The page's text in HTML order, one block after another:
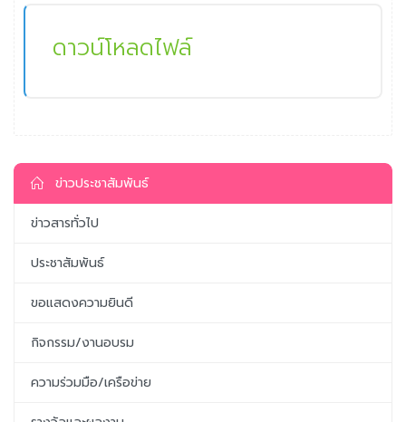
ดาวน์โหลดไฟล์
ข่าวประชาสัมพันธ์
ข่าวสารทั่วไป
ประชาสัมพันธ์
ขอแสดงความยินดี
กิจกรรม/งานอบรม
ความร่วมมือ/เครือข่าย